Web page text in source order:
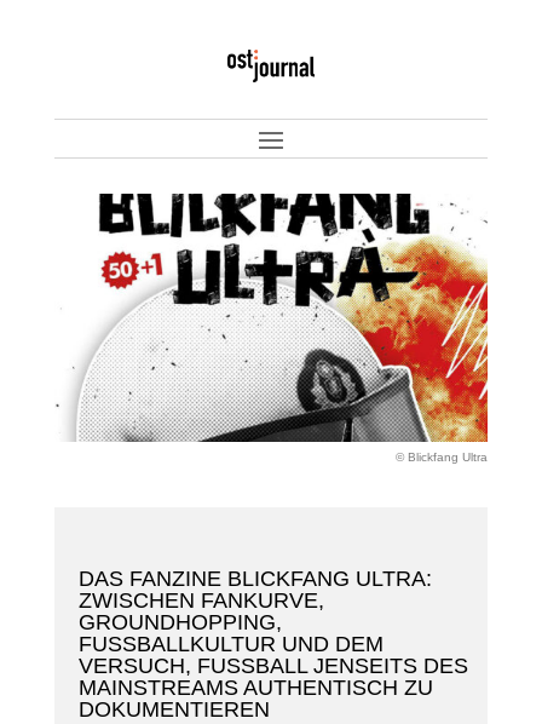
© Blickfang Ultra
DAS FANZINE BLICKFANG ULTRA:
ZWISCHEN FANKURVE,
GROUNDHOPPING,
FUSSBALLKULTUR UND DEM V
ERSUCH, FUSSBALL JENSEITS DES MA
INSTREAMS AUTHENTISCH ZU DO
KUMENTIEREN